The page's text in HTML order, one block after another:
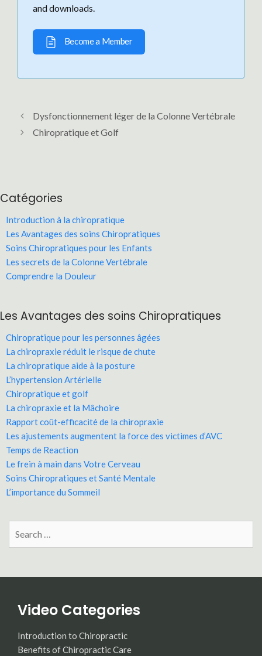
and downloads.
Become a Member
Dysfonctionnement léger de la Colonne Vertébrale
Chiropratique et Golf
Catégories
Introduction à la chiropratique
Les Avantages des soins Chiropratiques
Soins Chiropratiques pour les Enfants
Les secrets de la Colonne Vertébrale
Comprendre la Douleur
Les Avantages des soins Chiropratiques
Chiropratique pour les personnes âgées
La chiropraxie réduit le risque de chute
La chiropratique aide à la posture
L’hypertension Artérielle
Chiropratique et golf
La chiropraxie et la Mâchoire
Rapport coût-efficacité de la chiropraxie
Les ajustements augmentent la force des victimes d’AVC
Temps de Reaction
Le frein à main dans Votre Cerveau
Soins Chiropratiques et Santé Mentale
L’importance du Sommeil
Search
for:
Video Categories
Introduction to Chiropractic
Benefits of Chiropractic Care